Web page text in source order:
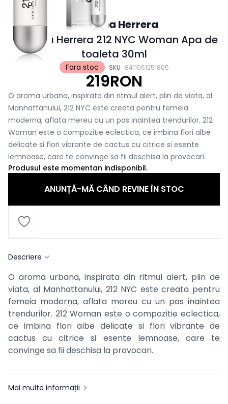
Fara stoc SKU 8411061251805
Carolina Herrera
Carolina Herrera 212 NYC Woman Apa de
toaleta 30ml
219RON
O aroma urbana, inspirata din ritmul alert, plin de viata, al
Manhattanului, 212 NYC este creata pentru femeia
moderna, aflata mereu cu un pas inaintea trendurilor. 212
Woman este o compozitie eclectica, ce imbina flori albe
delicate si flori vibrante de cactus cu citrice si esente
lemnoase, care te convinge sa fii deschisa la provocari.
Produsul este momentan indisponibil.
ANUNȚĂ-MĂ CÂND REVINE ÎN STOC
Descriere
O aroma urbana, inspirata din ritmul alert, plin de
viata, al Manhattanului, 212 NYC este creata pentru
femeia moderna, aflata mereu cu un pas inaintea
trendurilor. 212 Woman este o compozitie eclectica,
ce imbina flori albe delicate si flori vibrante de
cactus cu citrice si esente lemnoase, care te
convinge sa fii deschisa la provocari.
Mai multe informații